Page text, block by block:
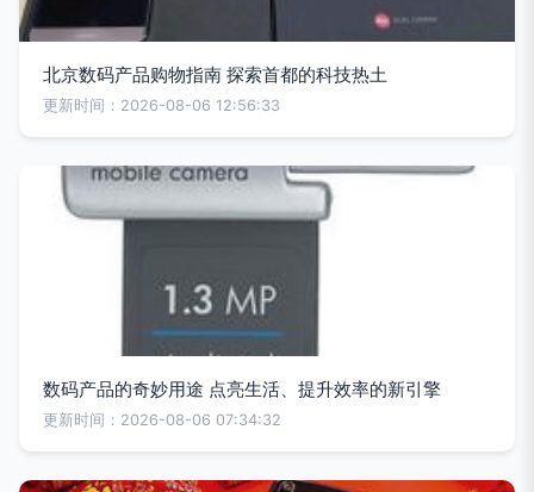
北京数码产品购物指南 探索首都的科技热土
更新时间：2026-08-06 12:56:33
数码产品的奇妙用途 点亮生活、提升效率的新引擎
更新时间：2026-08-06 07:34:32